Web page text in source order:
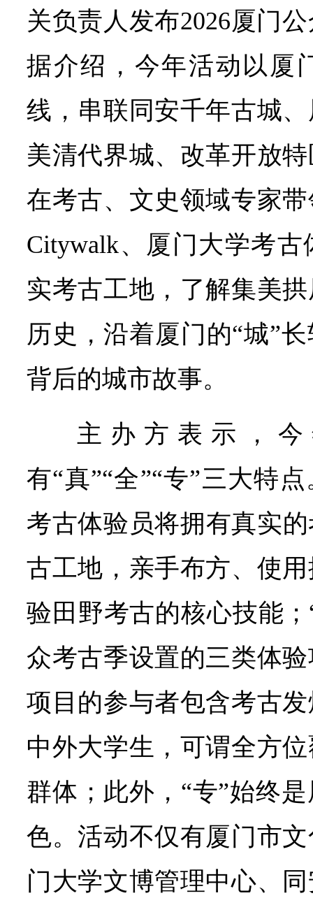
关负责人发布2026厦门
据介绍，今年活动以厦
线，串联同安千年古城
美清代界城、改革开放
在考古、文史领域专家
Citywalk、厦门大学考
实考古工地，了解集美
历史，沿着厦门的“城”
背后的城市故事。
主办方表示，
有“真”“全”“专”三大特
考古体验员将拥有真实
古工地，亲手布方、使
验田野考古的核心技能
众考古季设置的三类体
项目的参与者包含考古
中外大学生，可谓全方
群体；此外，“专”始终
色。活动不仅有厦门市
门大学文博管理中心、